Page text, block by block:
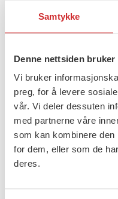
Samtykke
Denne nettsiden bruker
Vi bruker
preg, for å levere
vår. Vi deler dessuten
med partnerne våre
som kan kombinere den
for dem, eller som de
deres.